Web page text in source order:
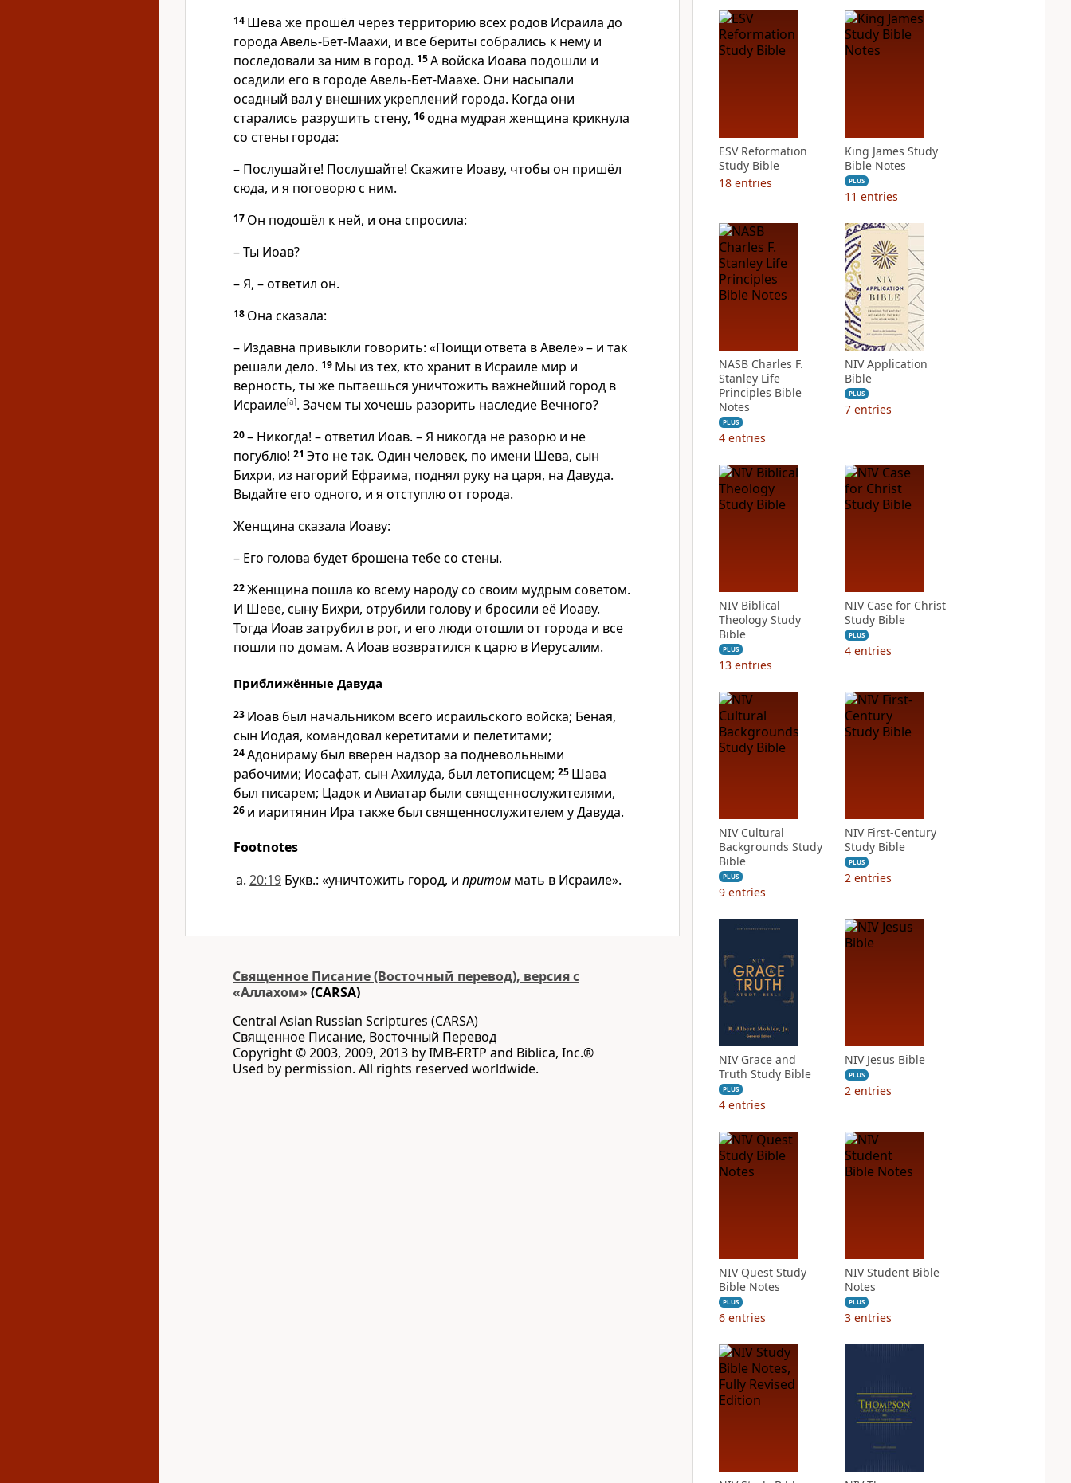
14 Шева же прошёл через территорию всех родов Исраила до
города Авель-Бет-Маахи, и все бериты собрались к нему и
последовали за ним в город. 15А войска Иоава подошли и
осадили его в городе Авель-Бет-Маахе. Они насыпали
осадный вал у внешних укреплений города. Когда они
старались разрушить стену, 16одна мудрая женщина крикнула
со стены города:
– Послушайте! Послушайте! Скажите Иоаву, чтобы он пришёл
сюда, и я поговорю с ним.
17 Он подошёл к ней, и она спросила:
– Ты Иоав?
– Я, – ответил он.
18 Она сказала:
– Издавна привыкли говорить: «Поищи ответа в Авеле» – и так
решали дело. 19 Мы из тех, кто хранит в Исраиле мир и
верность, ты же пытаешься уничтожить важнейший город в
Исраиле[a]. Зачем ты хочешь разорить наследие Вечного?
20– Никогда! – ответил Иоав. – Я никогда не разорю и не
погублю! 21 Это не так. Один человек, по имени Шева, сын
Бихри, из нагорий Ефраима, поднял руку на царя, на Давуда.
Выдайте его одного, и я отступлю от города.
Женщина сказала Иоаву:
– Его голова будет брошена тебе со стены.
22Женщина пошла ко всему народу со своим мудрым советом.
И Шеве, сыну Бихри, отрубили голову и бросили её Иоаву.
Тогда Иоав затрубил в рог, и его люди отошли от города и все
пошли по домам. А Иоав возвратился к царю в Иерусалим.
Приближённые Давуда
23 Иоав был начальником всего исраильского войска; Беная,
сын Иодая, командовал керетитами и пелетитами;
24Адонираму был вверен надзор за подневольными
рабочими; Иосафат, сын Ахилуда, был летописцем; 25 Шава
был писарем; Цадок и Авиатар были священнослужителями,
26 и иаритянин Ира также был священнослужителем у Давуда.
Footnotes
20:19 Букв.: «уничтожить город, и притом мать в Исраиле».
Священное Писание (Восточный перевод), версия с
«Аллахом» (CARSA)
Central Asian Russian Scriptures (CARSA)
Священное Писание, Восточный Перевод
Copyright © 2003, 2009, 2013 by IMB-ERTP and Biblica, Inc.®
Used by permission. All rights reserved worldwide.
ESV Reformation
Study Bible
18 entries
King James Study
Bible Notes
PLUS
11 entries
NASB Charles F.
Stanley Life
Principles Bible
Notes
PLUS
4 entries
NIV Application
Bible
PLUS
7 entries
NIV Biblical
Theology Study
Bible
PLUS
13 entries
NIV Case for Christ
Study Bible
PLUS
4 entries
NIV Cultural
Backgrounds Study
Bible
PLUS
9 entries
NIV First-Century
Study Bible
PLUS
2 entries
NIV Grace and
Truth Study Bible
PLUS
4 entries
NIV Jesus Bible
PLUS
2 entries
NIV Quest Study
Bible Notes
PLUS
6 entries
NIV Student Bible
Notes
PLUS
3 entries